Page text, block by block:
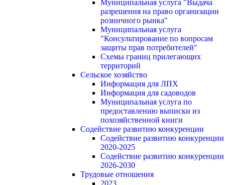
Муниципальная услуга "Выдача
разрешения на право организации
розничного рынка"
Муниципальная услуга
"Консультирование по вопросам
защиты прав потребителей"
Схемы границ прилегающих
территорий
Сельское хозяйство
Информация для ЛПХ
Информация для садоводов
Муниципальная услуга по
предоставлению выписки из
похозяйственной книги
Содействие развитию конкуренции
Содействие развитию конкуренции
2020-2025
Содействие развитию конкуренции
2026-2030
Трудовые отношения